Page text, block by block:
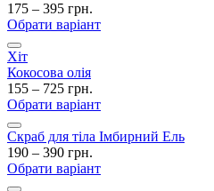
175 – 395 грн.
Обрати варіант
Хіт
Кокосова олія
155 – 725 грн.
Обрати варіант
Скраб для тіла Імбирний Ель
190 – 390 грн.
Обрати варіант